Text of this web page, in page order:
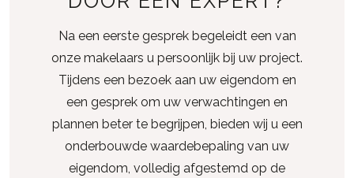
Na een eerste gesprek begeleidt een van
onze makelaars u persoonlijk bij uw project.
Tijdens een bezoek aan uw eigendom en
een gesprek om uw verwachtingen en
plannen beter te begrijpen, bieden wij u een
onderbouwde waardebepaling van uw
eigendom, volledig afgestemd op de